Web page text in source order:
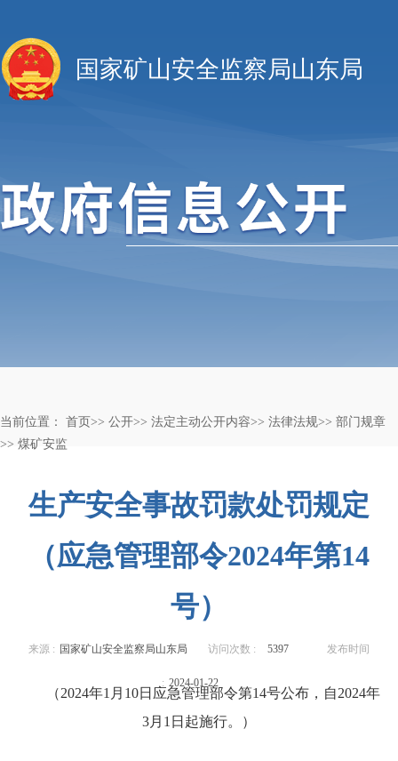
国家矿山安全监察局山东局
当前位置： 首页 >> 公开>> 法定主动公开内容>> 法律法规>> 部门规章
>> 煤矿安监
生产安全事故罚款处罚规定
（应急管理部令2024年第14
号）
来源 : 国家矿山安全监察局山东局 访问次数 : 5397 发布时间
: 2024-01-22
（2024年1月10日应急管理部令第14号公布，自2024年
3月1日起施行。）